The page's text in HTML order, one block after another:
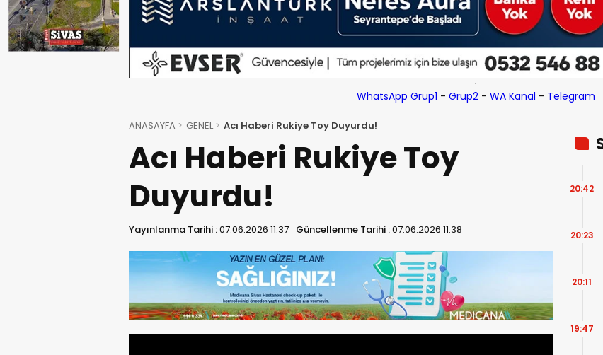
WhatsApp Grup1 - Grup2- WA Kanal - Telegram
ANASAYFA GENEL Acı Haberi Rukiye Toy Duyurdu!
Acı Haberi Rukiye Toy
Duyurdu!
Yayınlanma Tarihi :07.06.2026 11:37 Güncellenme Tarihi :07.06.2026 11:38
20:42
20:23
20:11
19:47